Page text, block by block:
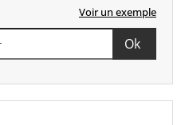
Voir un exemple